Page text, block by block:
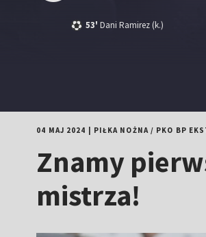
53' Dani Ramirez (k.)
04 MAJ 2024 PIŁKA NOŻNA/ PKO BP
Znamy
mistrza!